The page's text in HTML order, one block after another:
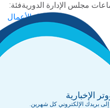
فئة: مجلس الإدارة الدورية
جدول الأعمال
البند 5
دقائق
بريدك الإلكتروني كل شهرين.